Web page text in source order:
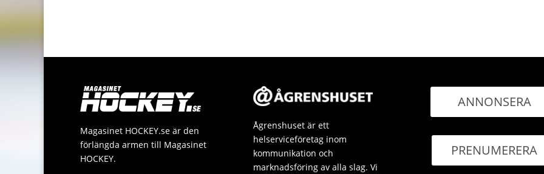
Magasinet HOCKEY.se är den
förlängda armen till Magasinet
HOCKEY.
Ågrenshuset är ett
helserviceföretag inom
kommunikation och
marknadsföring av alla slag. Vi
ANNONSERA
PRENUMERERA